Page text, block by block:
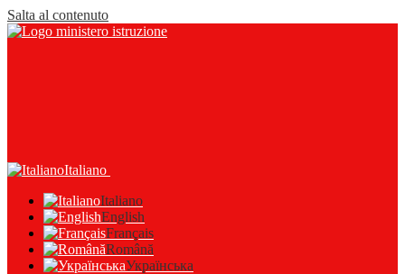
Salta al contenuto
Italiano
Italiano
English
Français
Română
Українська